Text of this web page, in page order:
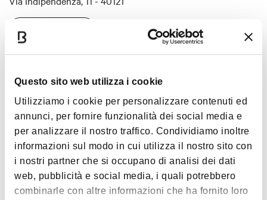
Questo sito web utilizza i cookie
Utilizziamo i cookie per personalizzare contenuti ed
annunci, per fornire funzionalità dei social media e
per analizzare il nostro traffico. Condividiamo inoltre
informazioni sul modo in cui utilizza il nostro sito con
i nostri partner che si occupano di analisi dei dati
web, pubblicità e social media, i quali potrebbero
combinarle con altre informazioni che ha fornito loro
COME ARRIVARE
Interessi
Arte e Cultura